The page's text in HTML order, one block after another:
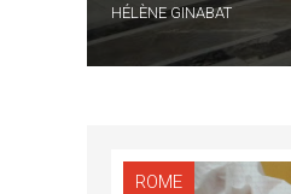
HÉLÈNE GINABAT
ROME